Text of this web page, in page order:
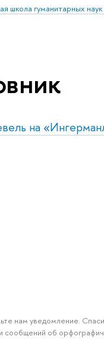
школа гуманитарных наук
на
нам уведомление.
сообщений об